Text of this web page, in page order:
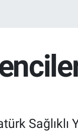
Sağlıklı